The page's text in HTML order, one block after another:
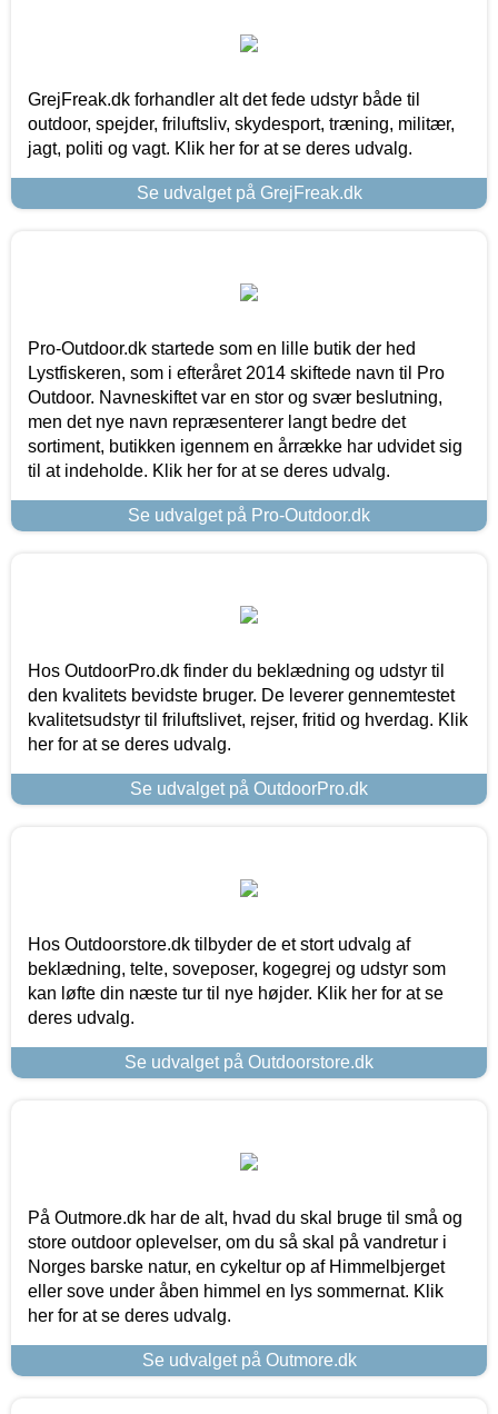
GrejFreak.dk forhandler alt det fede udstyr både til
outdoor, spejder, friluftsliv, skydesport, træning, militær,
jagt, politi og vagt. Klik her for at se deres udvalg.
Se udvalget på GrejFreak.dk
Pro-Outdoor.dk startede som en lille butik der hed
Lystfiskeren, som i efteråret 2014 skiftede navn til Pro
Outdoor. Navneskiftet var en stor og svær beslutning,
men det nye navn repræsenterer langt bedre det
sortiment, butikken igennem en årrække har udvidet sig
til at indeholde. Klik her for at se deres udvalg.
Se udvalget på Pro-Outdoor.dk
Hos OutdoorPro.dk finder du beklædning og udstyr til
den kvalitets bevidste bruger. De leverer gennemtestet
kvalitetsudstyr til friluftslivet, rejser, fritid og hverdag. Klik
her for at se deres udvalg.
Se udvalget på OutdoorPro.dk
Hos Outdoorstore.dk tilbyder de et stort udvalg af
beklædning, telte, soveposer, kogegrej og udstyr som
kan løfte din næste tur til nye højder. Klik her for at se
deres udvalg.
Se udvalget på Outdoorstore.dk
På Outmore.dk har de alt, hvad du skal bruge til små og
store outdoor oplevelser, om du så skal på vandretur i
Norges barske natur, en cykeltur op af Himmelbjerget
eller sove under åben himmel en lys sommernat. Klik
her for at se deres udvalg.
Se udvalget på Outmore.dk